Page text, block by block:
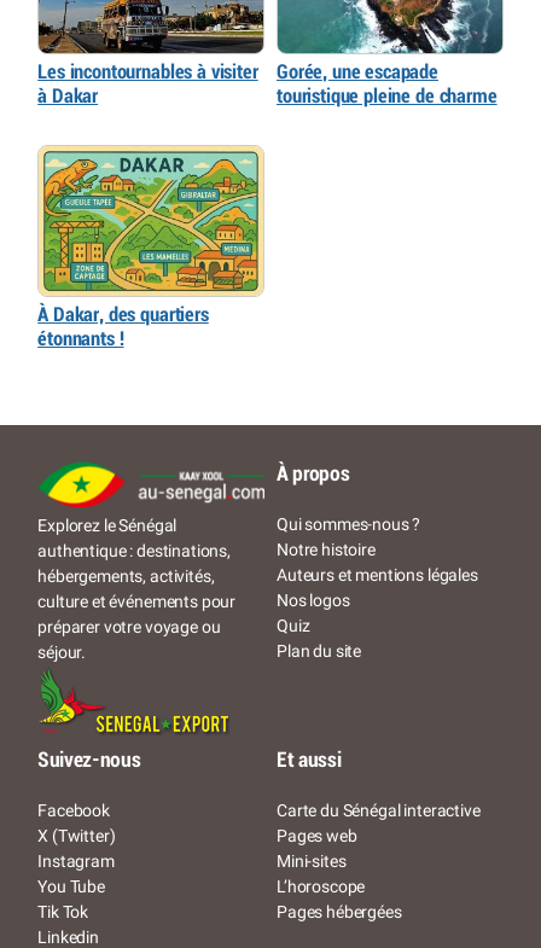
Les incontournables à visiter
à Dakar
Gorée, une escapade
touristique pleine de charme
À Dakar, des quartiers
étonnants !
Explorez le Sénégal
authentique : destinations,
hébergements, activités,
culture et événements pour
préparer votre voyage ou
séjour.
À propos
Qui sommes-nous ?
Notre histoire
Auteurs et mentions légales
Nos logos
Quiz
Plan du site
Suivez-nous
Facebook
X (Twitter)
Instagram
You Tube
Tik Tok
Linkedin
Et aussi
Carte du Sénégal interactive
Pages web
Mini-sites
L’horoscope
Pages hébergées